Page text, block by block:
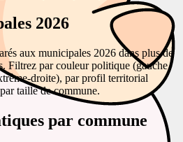
2026
aux municipales 2026 dans plus de
Filtrez par couleur politique (gauche,
droite), par profil territorial
taille de commune.
par commune